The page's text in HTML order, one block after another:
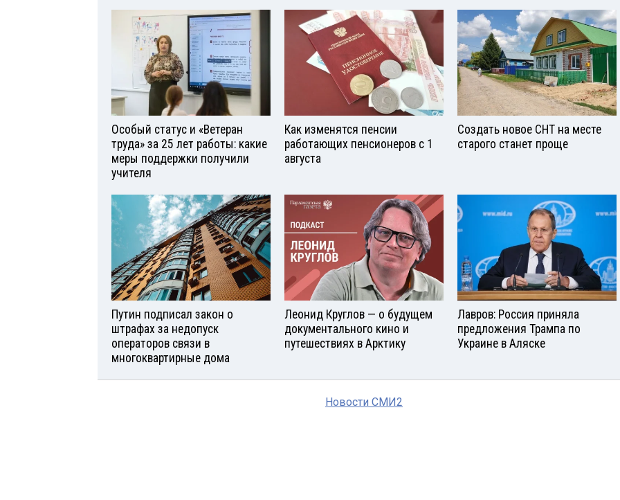
Особый статус и «Ветеран
труда» за 25 лет работы: какие
меры поддержки получили
учителя
Как изменятся пенсии
работающих пенсионеров с 1
августа
Создать новое СНТ на месте
старого станет проще
Путин подписал закон о
штрафах за недопуск
операторов связи в
многоквартирные дома
Леонид Круглов — о будущем
документального кино и
путешествиях в Арктику
Лавров: Россия приняла
предложения Трампа по
Украине в Аляске
Новости СМИ2